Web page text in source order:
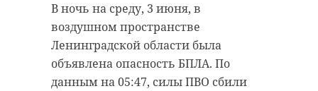
В ночь на среду, 3 июня, в
воздушном пространстве
Ленинградской области была
объявлена опасность БПЛА. По
данным на 05:47, силы ПВО сбили